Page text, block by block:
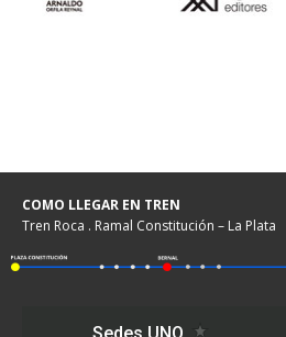
COMO LLEGAR EN TREN
Tren Roca . Ramal Constitución – La Plata